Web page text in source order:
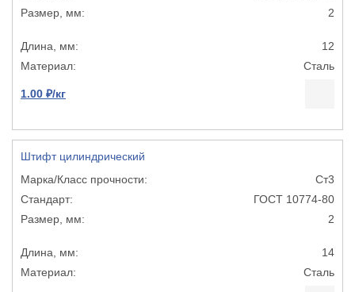
2
12
Сталь
1.00 ₽/кг
Штифт цилиндрический
Ст3
ГОСТ 10774-80
2
14
Сталь